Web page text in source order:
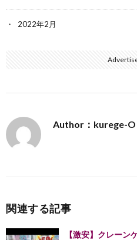
2022年2月
Author：kurege-O
関連する記事
【激安】クレーン